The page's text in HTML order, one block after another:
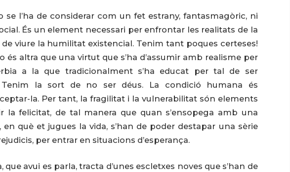
se l’ha de considerar com un fet estrany, fantasmagòric, ni
És un element necessari per enfrontar les realitats de la
de viure la humilitat existencial. Tenim tant poques certeses!
és altra que una virtut que s’ha d’assumir amb realisme per
a la que tradicionalment s’ha educat per tal de ser
Tenim la sort de no ser déus. La condició humana és
la. Per tant, la fragilitat i la vulnerabilitat són elements
la felicitat, de tal manera que quan s’ensopega amb una
què et jugues la vida, s’han de poder destapar una sèrie
per entrar en situacions d’esperança.
avui es parla, tracta d’unes escletxes noves que s’han de